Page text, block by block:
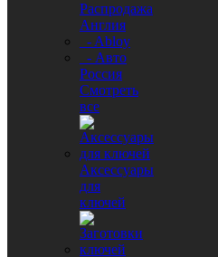
Распродажа
Англия
- Abloy
- Авто
Россия
Смотреть
все
Аксессуары
для
ключей